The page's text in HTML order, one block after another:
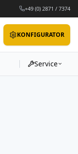
+49 (0) 2871 / 7374
KONFIGURATOR
Service